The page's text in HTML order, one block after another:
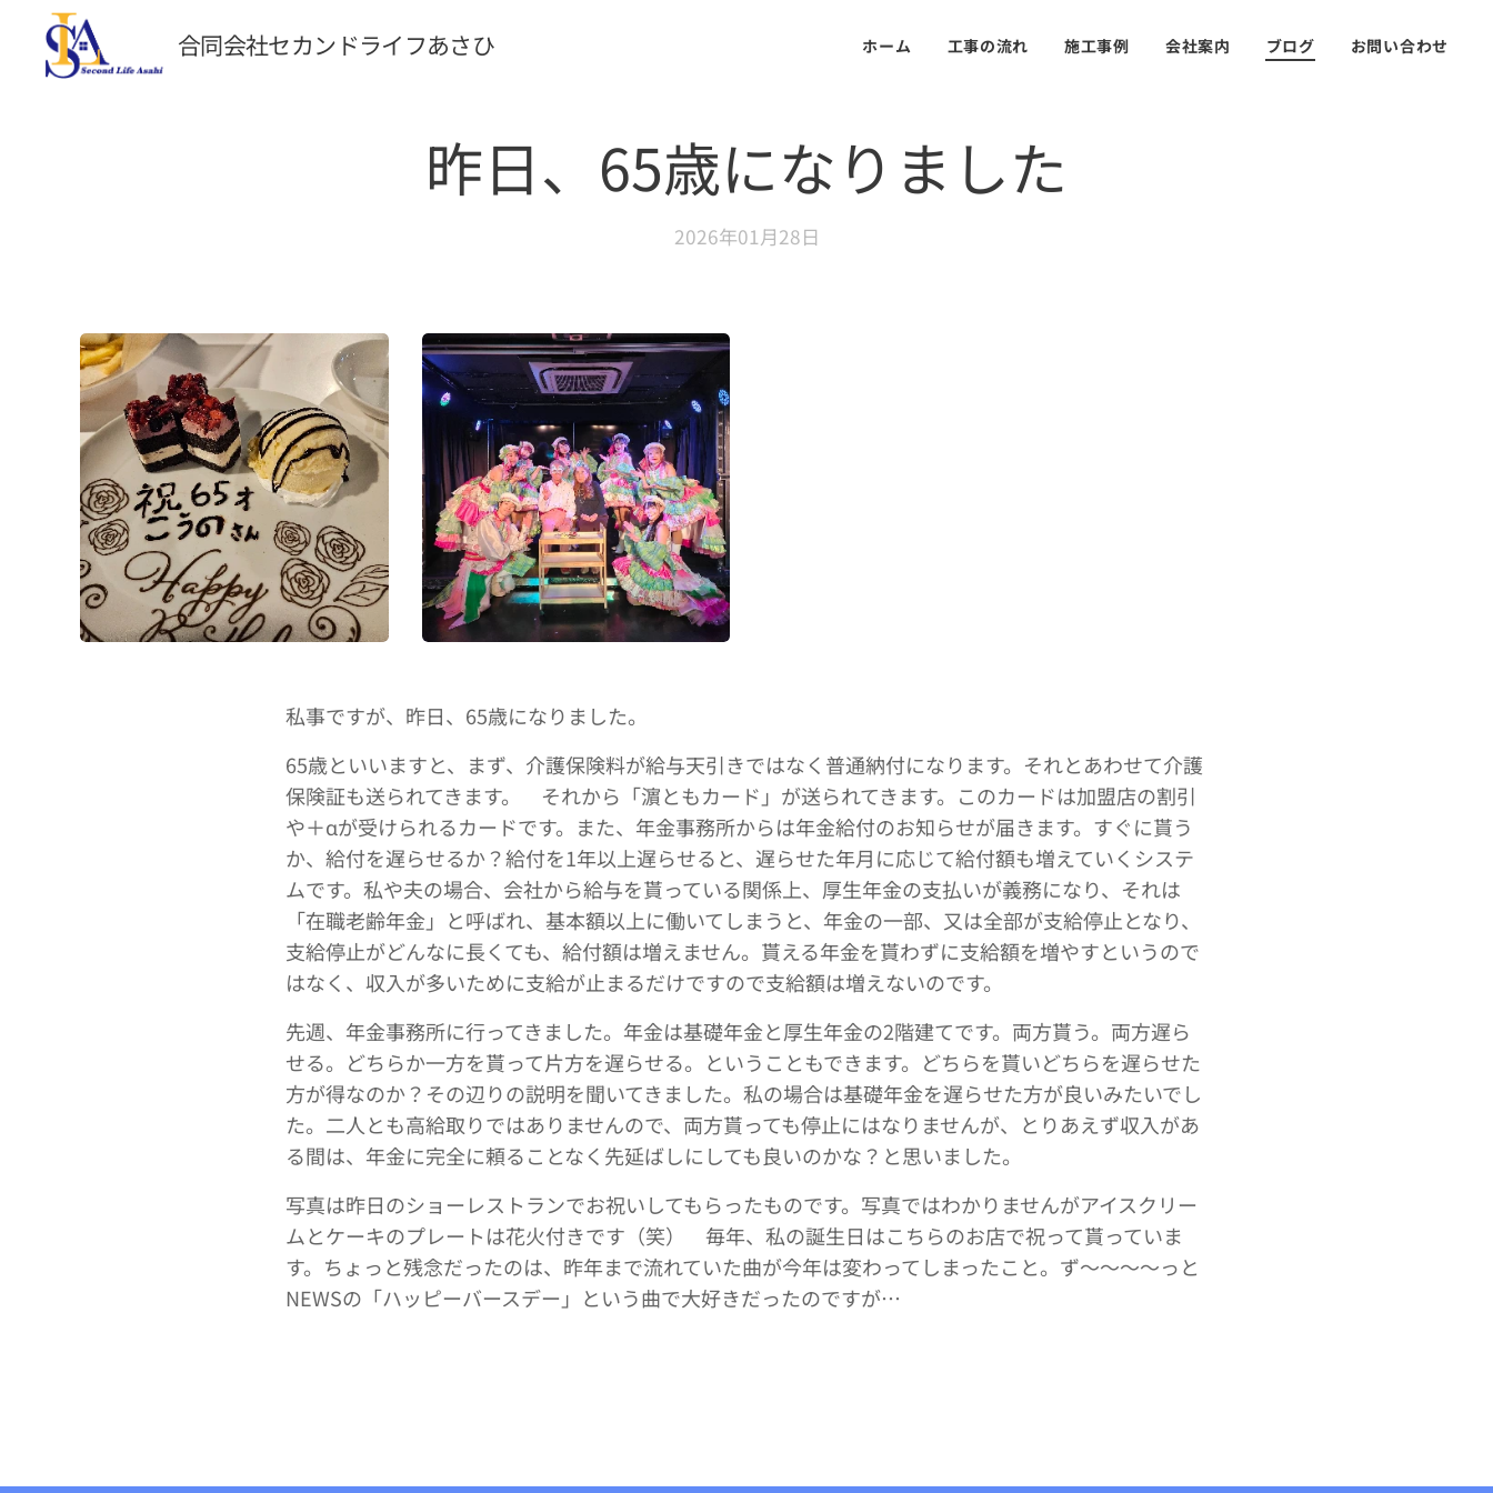
合同会社セカンドライフあさひ ホーム 工事の流れ 施工事例 会社案内 ブログ お問い合わせ
昨日、65歳になりました
2026年01月28日
私事ですが、昨日、65歳になりました。
65歳といいますと、まず、介護保険料が給与天引きではなく普通納付になります。それとあわせて介護
保険証も送られてきます。 それから「濵ともカード」が送られてきます。このカードは加盟店の割引
や＋αが受けられるカードです。また、年金事務所からは年金給付のお知らせが届きます。すぐに貰う
か、給付を遅らせるか？給付を1年以上遅らせると、遅らせた年月に応じて給付額も増えていくシステ
ムです。私や夫の場合、会社から給与を貰っている関係上、厚生年金の支払いが義務になり、それは
「在職老齢年金」と呼ばれ、基本額以上に働いてしまうと、年金の一部、又は全部が支給停止となり、
支給停止がどんなに長くても、給付額は増えません。貰える年金を貰わずに支給額を増やすというので
はなく、収入が多いために支給が止まるだけですので支給額は増えないのです。
先週、年金事務所に行ってきました。年金は基礎年金と厚生年金の2階建てです。両方貰う。両方遅ら
せる。どちらか一方を貰って片方を遅らせる。ということもできます。どちらを貰いどちらを遅らせた
方が得なのか？その辺りの説明を聞いてきました。私の場合は基礎年金を遅らせた方が良いみたいでし
た。二人とも高給取りではありませんので、両方貰っても停止にはなりませんが、とりあえず収入があ
る間は、年金に完全に頼ることなく先延ばしにしても良いのかな？と思いました。
写真は昨日のショーレストランでお祝いしてもらったものです。写真ではわかりませんがアイスクリー
ムとケーキのプレートは花火付きです（笑） 毎年、私の誕生日はこちらのお店で祝って貰っていま
す。ちょっと残念だったのは、昨年まで流れていた曲が今年は変わってしまったこと。ず～～～～っと
NEWSの「ハッピーバースデー」という曲で大好きだったのですが…